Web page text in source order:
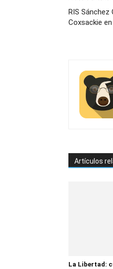
RIS
Coxsackie
Artículos
La Libertad: